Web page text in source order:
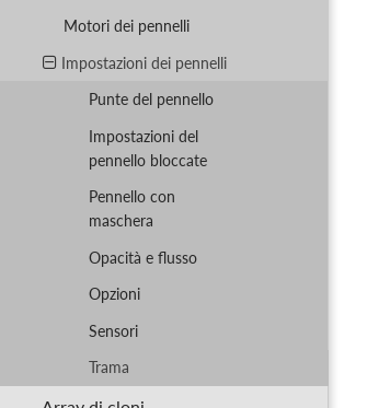
Motori dei pennelli
Impostazioni dei pennelli
Punte del pennello
Impostazioni del
pennello bloccate
Pennello con
maschera
Opacità e flusso
Opzioni
Sensori
Trama